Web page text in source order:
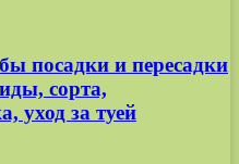
посадки и пересадки
сорта,
уход за туей